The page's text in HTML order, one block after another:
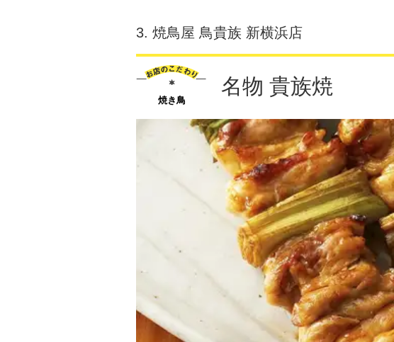
3. 焼鳥屋 鳥貴族 新横浜店
焼き鳥
名物 貴族焼